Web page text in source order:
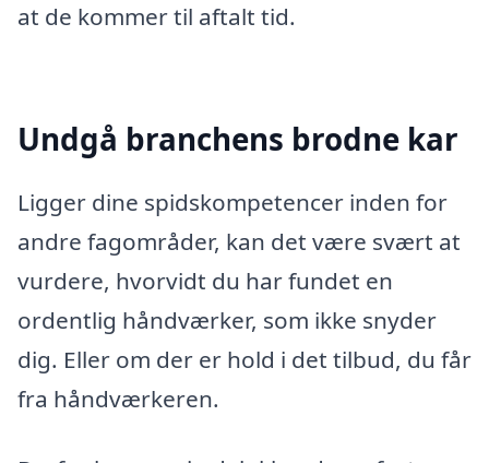
at de kommer til aftalt tid.
Undgå branchens brodne kar
Ligger dine spidskompetencer inden for
andre fagområder, kan det være svært at
vurdere, hvorvidt du har fundet en
ordentlig håndværker, som ikke snyder
dig. Eller om der er hold i det tilbud, du får
fra håndværkeren.